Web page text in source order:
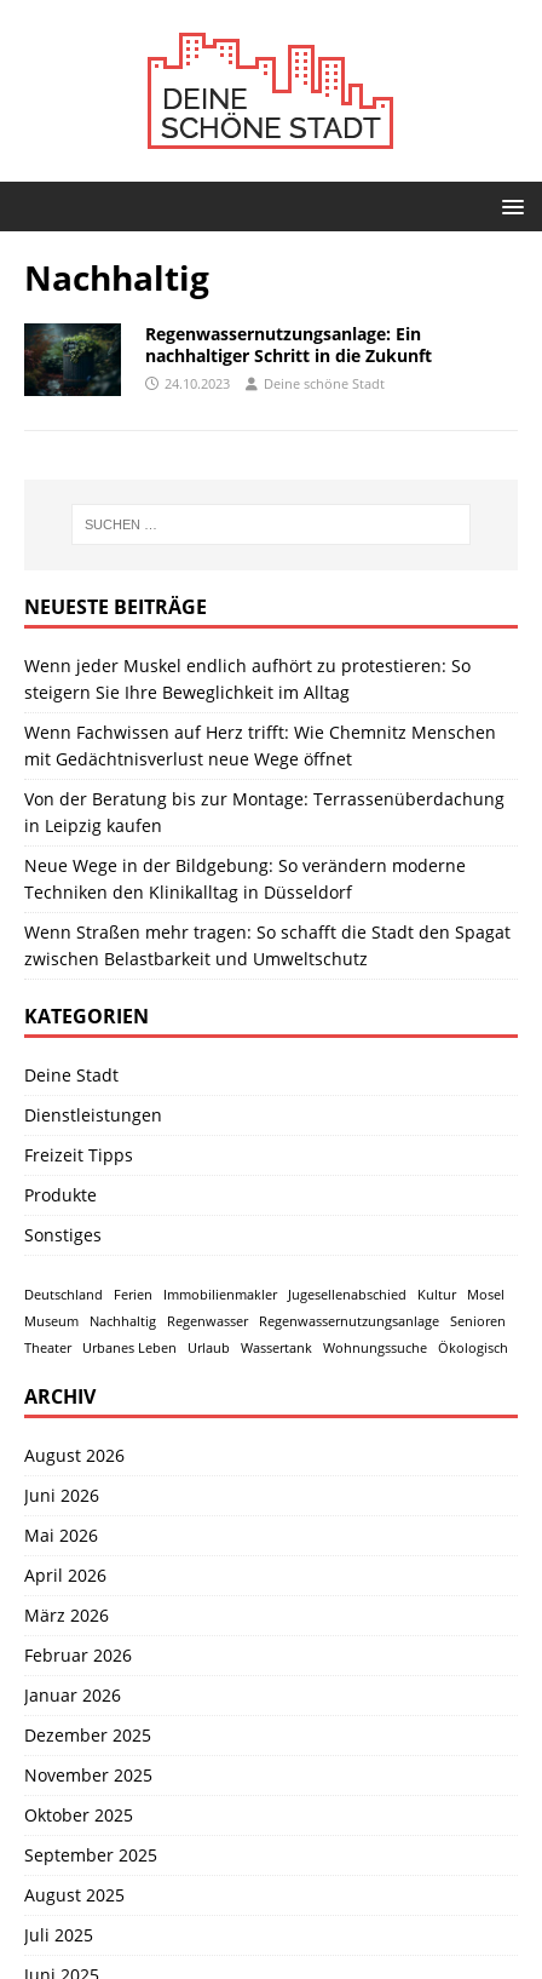
Nachhaltig
Regenwassernutzungsanlage: Ein
nachhaltiger Schritt in die Zukunft
24.10.2023 Deine schöne Stadt
NEUESTE BEITRÄGE
Wenn jeder Muskel endlich aufhört zu protestieren: So
steigern Sie Ihre Beweglichkeit im Alltag
Wenn Fachwissen auf Herz trifft: Wie Chemnitz Menschen
mit Gedächtnisverlust neue Wege öffnet
Von der Beratung bis zur Montage: Terrassenüberdachung
in Leipzig kaufen
Neue Wege in der Bildgebung: So verändern moderne
Techniken den Klinikalltag in Düsseldorf
Wenn Straßen mehr tragen: So schafft die Stadt den Spagat
zwischen Belastbarkeit und Umweltschutz
KATEGORIEN
Deine Stadt
Dienstleistungen
Freizeit Tipps
Produkte
Sonstiges
Deutschland Ferien Immobilienmakler Jugesellenabschied Kultur
Mosel
Museum
Nachhaltig Regenwasser Regenwassernutzungsanlage
Senioren
Theater
Urbanes Leben Urlaub Wassertank Wohnungssuche Ökologisch
ARCHIV
August 2026
Juni 2026
Mai 2026
April 2026
März 2026
Februar 2026
Januar 2026
Dezember 2025
November 2025
Oktober 2025
September 2025
August 2025
Juli 2025